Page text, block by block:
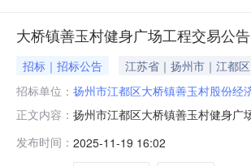
大桥镇善玉村健身广场工程交易公告
招标｜招标公告 江苏省｜扬州市｜江都区
招标单位： 扬州市江都区大桥镇善玉村股份经
正文内容： 扬州市江都区大桥镇善玉村健身广
兴庄）标识5米含混凝土底座1个
发布时间： 2025-11-19 16:02